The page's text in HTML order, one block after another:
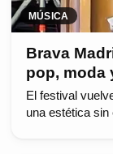
MÚSICA
Brava
pop, moda
El festival
una estética sin